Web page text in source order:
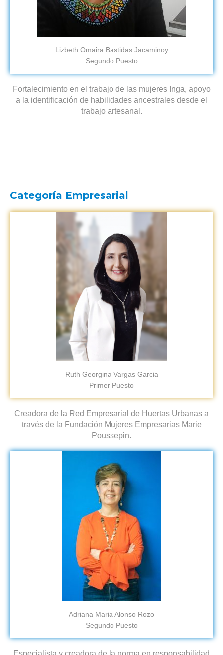
Lizbeth Omaira Bastidas Jacaminoy
Segundo Puesto
Fortalecimiento en el trabajo de las mujeres Inga, apoyo
a la identificación de habilidades ancestrales desde el
trabajo artesanal.
Categoría Empresarial
Ruth Georgina Vargas Garcia
Primer Puesto
Creadora de la Red Empresarial de Huertas Urbanas a
través de la Fundación Mujeres Empresarias Marie
Poussepin.
Adriana Maria Alonso Rozo
Segundo Puesto
Especialista y creadora de la norma en responsabilidad